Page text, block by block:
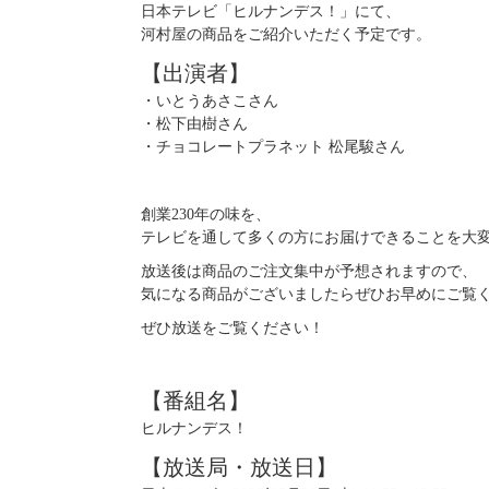
日本テレビ「ヒルナンデス！」にて、
河村屋の商品をご紹介いただく予定です。
【出演者】
・いとうあさこさん
・松下由樹さん
・チョコレートプラネット 松尾駿さん
創業230年の味を、
テレビを通して多くの方にお届けできることを大
放送後は商品のご注文集中が予想されますので、
気になる商品がございましたらぜひお早めにご覧
ぜひ放送をご覧ください！
【番組名】
ヒルナンデス！
【放送局・放送日】